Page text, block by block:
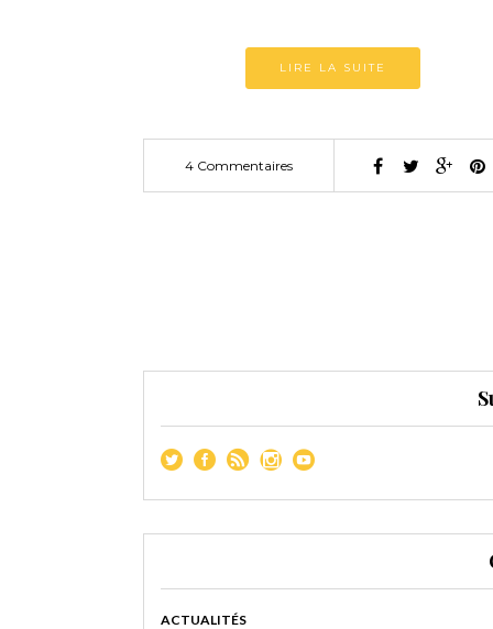
LIRE LA SUITE
4 Commentaires
ACTUALITÉS